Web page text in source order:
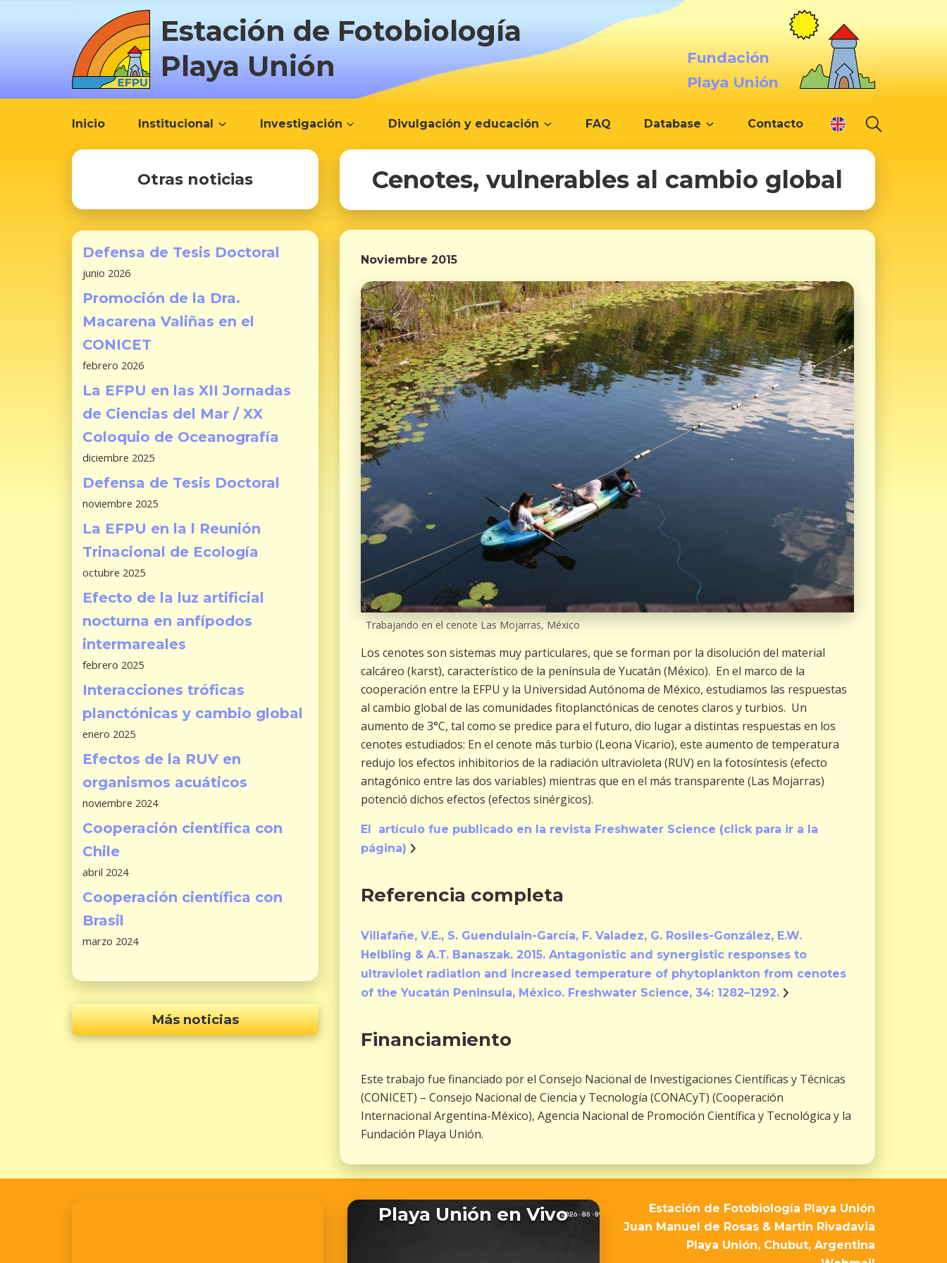
r
Estación de Fotobiología
Playa Unión
Fundación
Playa Unión
Inicio Institucional Investigación Divulgación y educación FAQ Database Contacto
Cenotes, vulnerables al cambio global
Noviembre 2015
Trabajando en el cenote Las Mojarras, México
Los cenotes son sistemas muy particulares, que se forman por la disolución del material
calcáreo (karst), característico de la península de Yucatán (México). En el marco de la
cooperación entre la EFPU y la Universidad Autónoma de México, estudiamos las respuestas
al cambio global de las comunidades fitoplanctónicas de cenotes claros y turbios. Un
aumento de 3°C, tal como se predice para el futuro, dio lugar a distintas respuestas en los
cenotes estudiados: En el cenote más turbio (Leona Vicario), este aumento de temperatura
redujo los efectos inhibitorios de la radiación ultravioleta (RUV) en la fotosíntesis (efecto
antagónico entre las dos variables) mientras que en el más transparente (Las Mojarras)
potenció dichos efectos (efectos sinérgicos).
El artículo fue publicado en la revista Freshwater Science (click para ir a la
página)
Referencia completa
Villafañe, V.E., S. Guendulain-García, F. Valadez, G. Rosiles-González, E.W.
Helbling & A.T. Banaszak. 2015. Antagonistic and synergistic responses to
ultraviolet radiation and increased temperature of phytoplankton from cenotes
of the Yucatán Peninsula, México. Freshwater Science, 34: 1282–1292.
Financiamiento
Este trabajo fue financiado por el Consejo Nacional de Investigaciones Científicas y Técnicas
(CONICET) – Consejo Nacional de Ciencia y Tecnología (CONACyT) (Cooperación
Internacional Argentina-México), Agencia Nacional de Promoción Científica y Tecnológica y la
Fundación Playa Unión.
Otras noticias
Defensa de Tesis Doctoral
junio 2026
Promoción de la Dra.
Macarena Valiñas en el
CONICET
febrero 2026
La EFPU en las XII Jornadas
de Ciencias del Mar / XX
Coloquio de Oceanografía
diciembre 2025
Defensa de Tesis Doctoral
noviembre 2025
La EFPU en la l Reunión
Trinacional de Ecología
octubre 2025
Efecto de la luz artificial
nocturna en anfípodos
intermareales
febrero 2025
Interacciones tróficas
planctónicas y cambio global
enero 2025
Efectos de la RUV en
organismos acuáticos
noviembre 2024
Cooperación científica con
Chile
abril 2024
Cooperación científica con
Brasil
marzo 2024
Más noticias
Playa Unión en Vivo
Estación de Fotobiología Playa Unión
Juan Manuel de Rosas & Martin Rivadavia
Playa Unión, Chubut, Argentina